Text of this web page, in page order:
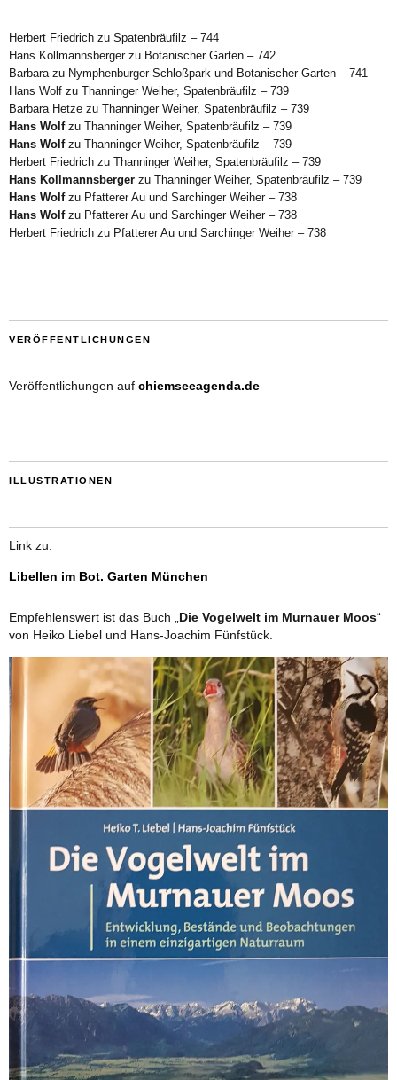
Herbert Friedrich zu Spatenbräufilz – 744
Hans Kollmannsbergerzu Botanischer Garten – 742
Barbara zu Nymphenburger Schloßpark und Botanischer Garten – 741
Hans Wolf zu Thanninger Weiher, Spatenbräufilz – 739
Barbara Hetze zu Thanninger Weiher, Spatenbräufilz – 739
Hans Wolfzu Thanninger Weiher, Spatenbräufilz – 739
Hans Wolfzu Thanninger Weiher, Spatenbräufilz – 739
Herbert Friedrich zu Thanninger Weiher, Spatenbräufilz – 739
Hans Kollmannsberger zu Thanninger Weiher, Spatenbräufilz – 739
Hans Wolfzu Pfatterer Au und Sarchinger Weiher – 738
Hans Wolfzu Pfatterer Au und Sarchinger Weiher – 738
Herbert Friedrich zu Pfatterer Au und Sarchinger Weiher – 738
VERÖFFENTLICHUNGEN
Veröffentlichungen auf chiemseeagenda.de
ILLUSTRATIONEN
Link zu:
Libellen im Bot. Garten München
Empfehlenswert ist das Buch „ Die Vogelwelt im Murnauer Moos“
von Heiko Liebel und Hans-Joachim Fünfstück.